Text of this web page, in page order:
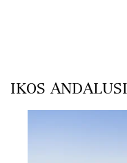
IKOS